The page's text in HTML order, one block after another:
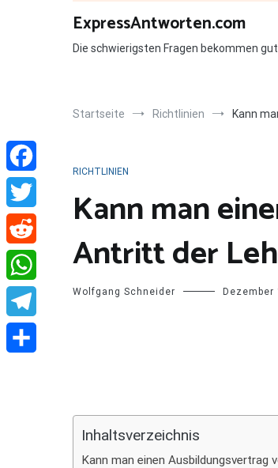
ExpressAntworten.com
Die schwierigsten Fragen bekommen
Startseite Richtlinien Kann
RICHTLINIEN
Kann man
Antritt der
Wolfgang Schneider Dezember
Inhaltsverzeichnis
Kann man einen Ausbildungsvertrag
Facebook
Twitter
Reddit
WhatsApp
Telegram